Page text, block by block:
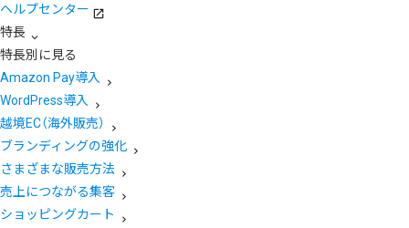
ヘルプセンター
特長
特長別に見る
Amazon Pay導入
WordPress導入
越境EC（海外販売）
ブランディングの強化
さまざまな販売方法
売上につながる集客
ショッピングカート